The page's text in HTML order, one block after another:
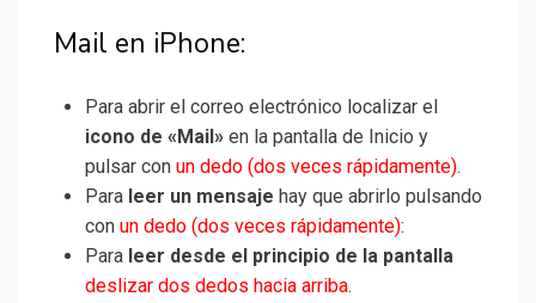
Mail en iPhone:
Para abrir el correo electrónico localizar el
icono de «Mail» en la pantalla de Inicio y
pulsar con un dedo (dos veces rápidamente).
Para leer un mensaje hay que abrirlo pulsando
con un dedo (dos veces rápidamente):
Para leer desde el principio de la pantalla
deslizar dos dedos hacia arriba.